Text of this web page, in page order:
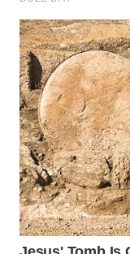
WN
BORNEO
Wahana
Media
Group
WAHANA
NEWS
WAHANA
TANI